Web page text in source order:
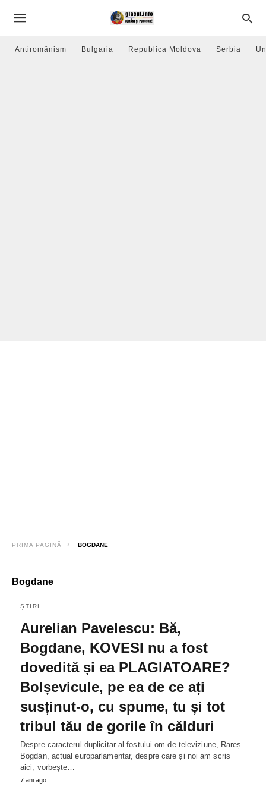
Antiromânism Bulgaria Republica Moldova Serbia
PRIMA PAGINĂ BOGDANE
Bogdane
ȘTIRI
Aurelian Pavelescu: Bă,
Bogdane, KOVESI nu a fost
dovedită și ea PLAGIATOARE?
Bolșevicule, pe ea de ce ați
susținut-o, cu spume, tu și tot
tribul tău de gorile în călduri
Despre caracterul duplicitar al fostului om de televiziune, Rareș
Bogdan, actual europarlamentar, despre care și noi am scris
aici, vorbește…
7 ani ago